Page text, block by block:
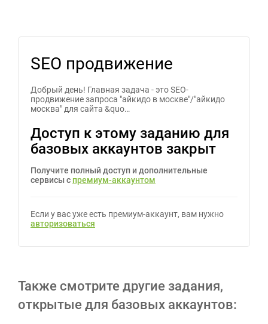
SEO продвижение
Добрый день! Главная задача - это SEO-
продвижение запроса "айкидо в москве"/"айкидо
москва" для сайта &quo…
Доступ к этому заданию для
базовых аккаунтов закрыт
Получите полный доступ и дополнительные
сервисы с премиум-аккаунтом
Если у вас уже есть премиум-аккаунт, вам нужно
авторизоваться
Также смотрите другие задания,
открытые для базовых аккаунтов: